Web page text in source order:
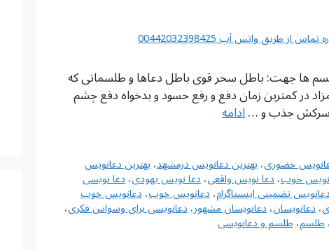
طریق واتس آپ 00442032398425
ها جهت: باطل سحر قوی باطل دعاها و طلسماتی که
در کمترین زمان دفع و رفع حسود و بدخواه دفع چشم
سرکش جذب و …ادامه
حضوری،بهترین دعانویس درمشهد،بهترین دعانویس
نویس خوب،دعا نویس واقعی،دعا نویس یهودی،دعا نویسی
تضمینی اینستاگرام،دعانویس خوب،دعانویس خوب
،دعانویسان،دعانویسان مشهور،دعانویسی برای وسواس فکری،
،طلسم،طلسم و دعانویسی